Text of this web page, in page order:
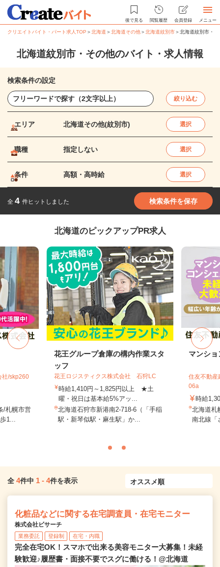
後で見る 閲覧履歴 会員登録 メニュー
クリエイトバイト・パート求人TOP ＞北海道 ＞北海道その他＞北海道紋別市＞北海道紋別市・
北海道紋別市・その他のバイト・求人情報
検索条件の設定
絞り込む
エリア 北海道その他(紋別市) 選択
職種 指定しない 選択
条件 高額・高時給 選択
全 4 件ヒットしました 検索条件を保存
北海道のピックアップPR求人
社/skp260
/札幌市営
1...
花王グループ倉庫の構内作業スタ
ッフ
花王ロジスティクス株式会社 石狩LC
時給1,410円～1,825円以上 ★土
曜・祝日は基本給5%アッ...
北海道石狩市新港南2-718-6（「手稲
駅・新琴似駅・麻生駅」か...
マンシ
住友不動産
06a
時給
北海道札
南北線「
全 4件中 1 - 4件を表示
化粧品などに関する在宅調査員・在宅モニター
株式会社ビサーチ
業務委託 登録制 在宅・内職
完全在宅OK！スマホで出来る美容モニター大募集！未経
験歓迎♪履歴書・面接不要でスグに働ける！@北海道